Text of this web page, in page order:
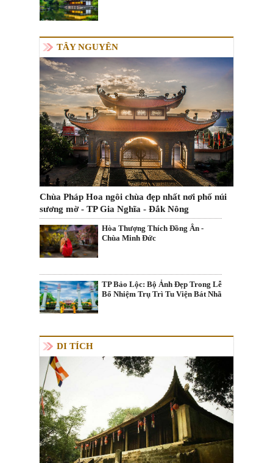
TÂY NGUYÊN
Chùa Pháp Hoa ngôi chùa đẹp nhất nơi phố núi
sương mờ - TP Gia Nghĩa - Đắk Nông
Hòa Thượng Thích Đồng Ân -
Chùa Minh Đức
TP Bảo Lộc: Bộ Ảnh Đẹp Trong Lễ
Bổ Nhiệm Trụ Trì Tu Viện Bát Nhã
DI TÍCH